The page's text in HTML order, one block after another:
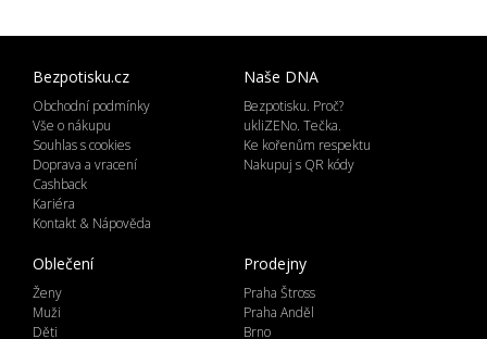
Bezpotisku.cz
Obchodní podmínky
Vše o nákupu
Souhlas s cookies
Doprava a vracení
Cashback
Kariéra
Kontakt & Nápověda
Naše DNA
Bezpotisku. Proč?
ukliZENo. Tečka.
Ke kořenům respektu
Nakupuj s QR kódy
Oblečení
Ženy
Muži
Děti
Prodejny
Praha Štross
Praha Anděl
Brno